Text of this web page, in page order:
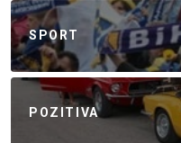
SPORT
POZITIVA